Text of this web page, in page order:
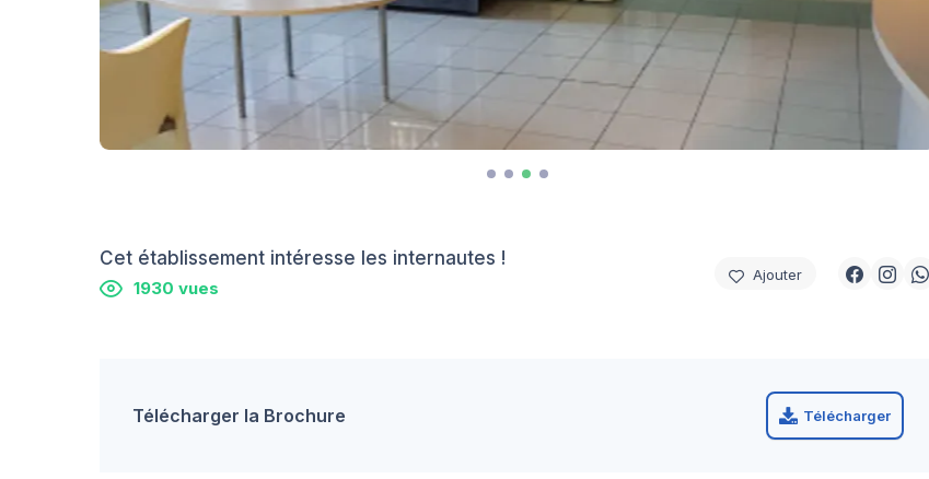
Cet établissement intéresse les internautes !
1930 vues
Ajouter
Télécharger la Brochure Télécharger